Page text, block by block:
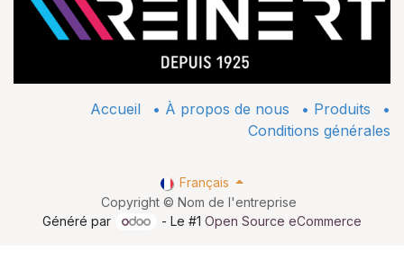
Accueil • À propos de nous • ​Produits
•
Conditions générales
Copyright © Nom de l'entreprise
Français
Généré par - Le #1Open Source eCommerce